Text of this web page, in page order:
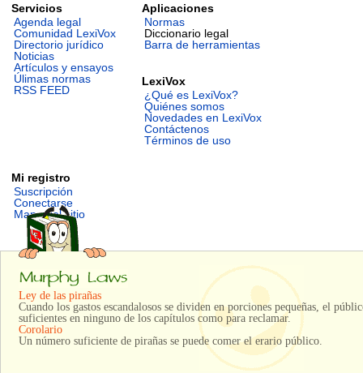
Servicios
Agenda legal
Comunidad LexiVox
Directorio jurídico
Noticias
Artículos y ensayos
Úlimas normas
RSS FEED
Aplicaciones
Normas
Diccionario legal
Barra de herramientas
LexiVox
¿Qué es LexiVox?
Quiénes somos
Novedades en LexiVox
Contáctenos
Términos de uso
Mi registro
Suscripción
Conectarse
Mapa del sitio
Ley de las pirañas
Cuando los gastos escandalosos se dividen en porciones pequeñas, el
suficientes en ninguno de los capítulos como para reclamar.
Corolario
Un número suficiente de pirañas se puede comer el erario público.